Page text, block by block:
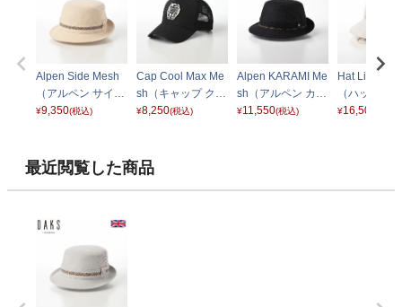
Alpen Side Mesh
（アルペン サイド
メッシュ） D1745
¥9,350(税込)
Cap Cool Max Me
sh（キャップ クー
ルマックスメッシ
¥8,250(税込)
Alpen KARAMI Me
sh（アルペン カラ
ミメッシュ） D29
¥11,550(税込)
Hat Linen
（ハット リ
ッシュ）
¥16,500
最近閲覧した商品